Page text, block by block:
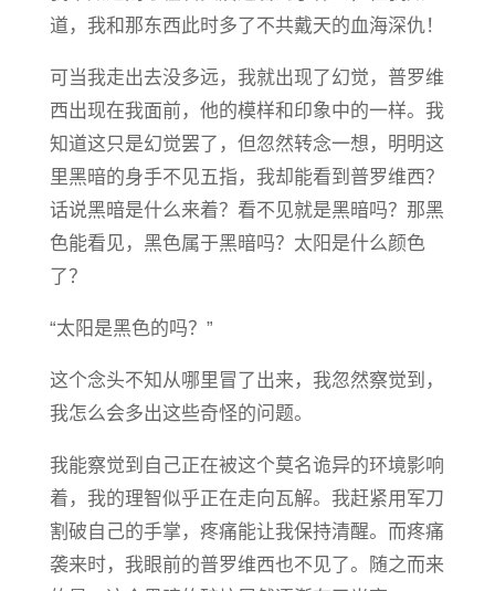
道，我和那东西此时多了不共戴天的血海深仇！
可当我走出去没多远，我就出现了幻觉，普罗维
西出现在我面前，他的模样和印象中的一样。我
知道这只是幻觉罢了，但忽然转念一想，明明这
里黑暗的身手不见五指，我却能看到普罗维西？
话说黑暗是什么来着？看不见就是黑暗吗？那黑
色能看见，黑色属于黑暗吗？太阳是什么颜色
了？
“太阳是黑色的吗？”
这个念头不知从哪里冒了出来，我忽然察觉到，
我怎么会多出这些奇怪的问题。
我能察觉到自己正在被这个莫名诡异的环境影响
着，我的理智似乎正在走向瓦解。我赶紧用军刀
割破自己的手掌，疼痛能让我保持清醒。而疼痛
袭来时，我眼前的普罗维西也不见了。随之而来